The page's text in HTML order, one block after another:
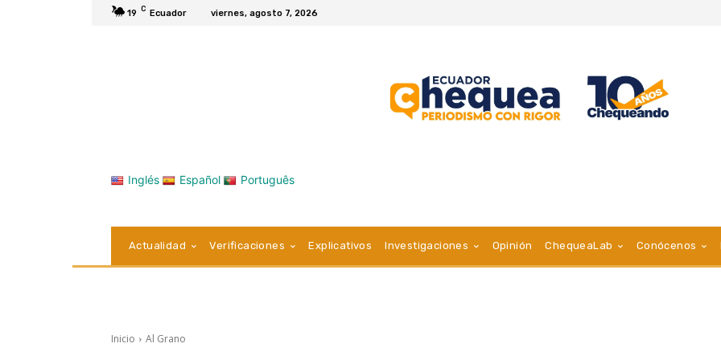
19 C Ecuador viernes, agosto 7, 2026
Inglés Español Português
Actualidad Verificaciones Explicativos Investigaciones Opinión ChequeaLab Conócenos
Inicio Al Grano